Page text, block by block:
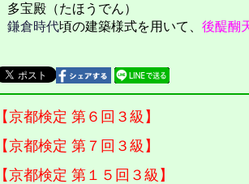
多宝殿（たほうでん）
鎌倉時代頃の建築様式を用いて、 後醍醐
【京都検定 第６回３級】
【京都検定 第７回３級】
【京都検定 第１５回３級】